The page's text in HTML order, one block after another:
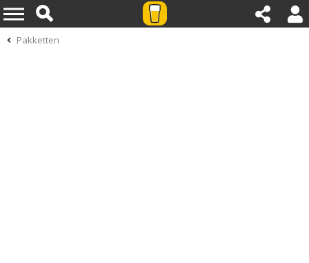
Pakketten